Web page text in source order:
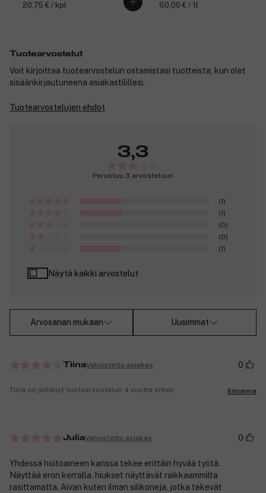
20,75 € / kpl 60,00 € / 1l
Tuotearvostelut
Voit kirjoittaa tuotearvostelun ostamistasi tuotteista, kun olet
sisäänkirjautuneena asiakastilillesi.
Tuotearvostelujen ehdot
3,3
Perustuu 3 arvosteluun
(1)
(1)
(0)
(0)
(1)
Näytä kaikki arvostelut
Arvosanan mukaan Uusimmat
TiinaVahvistettu asiakas 0
Tiina on jättänyt tuotearvostelun 4 vuotta sitten Ilmianna
JuliaVahvistettu asiakas 0
Yhdessä hoitoaineen kanssa tekee erittäin hyvää työtä.
Näyttää eron kerralla. hiukset näyttävät raikkaammilta
rasittamatta. Aivan kuten ilman silikoneja, jotka tekevät